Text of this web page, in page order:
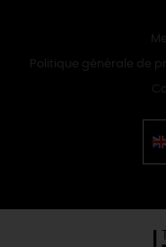
Politique générale de